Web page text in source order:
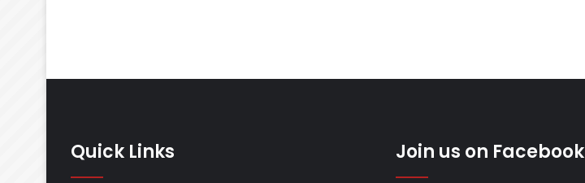
Quick Links Join us on Facebook